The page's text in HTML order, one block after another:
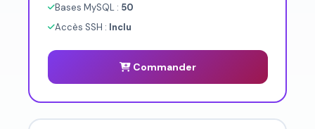
Bases MySQL : 50
Accès SSH : Inclu
Commander